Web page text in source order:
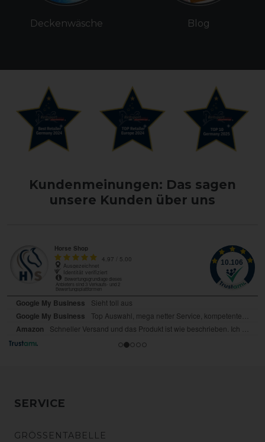
Deckenwäsche Blog
Kundenmeinungen: Das sagen
unsere Kunden über uns
SERVICE
GRÖSSENTABELLE